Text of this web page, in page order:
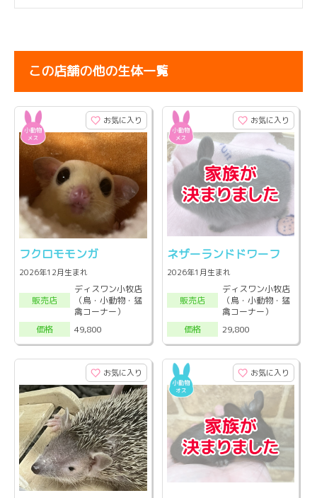
この店舗の他の生体一覧
お気に入り
フクロモモンガ
2026年12月生まれ
販売店
ディスワン小牧店
（鳥・小動物・猛
禽コーナー）
価格
49,800
お気に入り
ネザーランドドワーフ
2026年1月生まれ
販売店
ディスワン小牧店
（鳥・小動物・猛
禽コーナー）
価格
29,800
お気に入り お気に入り